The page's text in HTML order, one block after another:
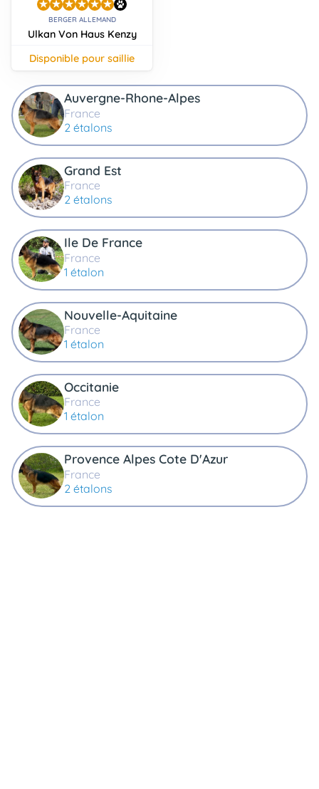
BERGER ALLEMAND
Ulkan Von Haus Kenzy
disponible pour saillie
Auvergne-Rhone-Alpes
France
2 étalons
Grand Est
France
2 étalons
Ile De France
France
1 étalon
Nouvelle-Aquitaine
France
1 étalon
Occitanie
France
1 étalon
Provence Alpes Cote D'Azur
France
2 étalons